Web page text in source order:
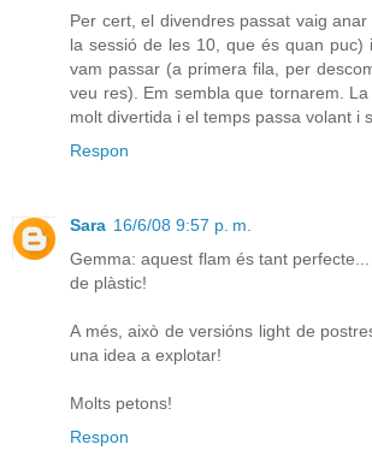
Per cert, el divendres passat vaig
la sessió de les 10, que és quan
vam passar (a primera fila, per
veu res). Em sembla que tornarem. La
molt divertida i el temps passa volant i
Respon
Sara 16/6/08 9:57 p. m.
Gemma: aquest flam és tant
de plàstic!
A més, això de versións light de
una idea a explotar!
Molts petons!
Respon